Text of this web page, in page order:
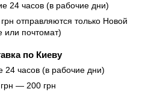
24 часов (в рабочие дни)
отправляются только Новой
или почтомат)
по Киеву
24 часов (в рабочие дни)
— 200 грн